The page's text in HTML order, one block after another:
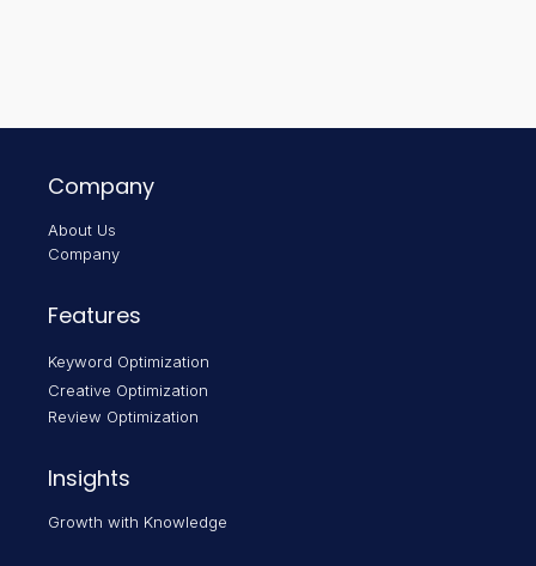
Features
Keyword Optimization
Creative Optimization
Review Optimization
Insights
Growth with Knowledge
Company
About Us
Company